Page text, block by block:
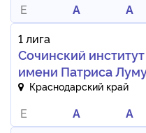
E A A
1 лига
Сочинский
имени Патриса
Краснодарский край
E A A